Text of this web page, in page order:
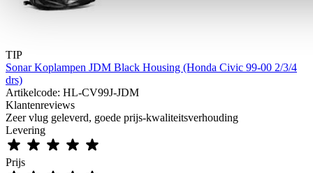
TIP
Sonar Koplampen JDM Black Housing (Honda Civic 99-00 2/3/4
drs)
Artikelcode: HL-CV99J-JDM
Klantenreviews
Zeer vlug geleverd, goede prijs-kwaliteitsverhouding
Levering
Prijs